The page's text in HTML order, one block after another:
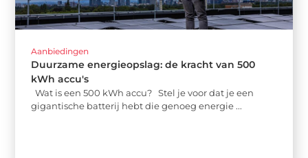
Aanbiedingen
Duurzame energieopslag: de kracht van 500
kWh accu's
Wat is een 500 kWh accu? Stel je voor dat je een
gigantische batterij hebt die genoeg energie ...